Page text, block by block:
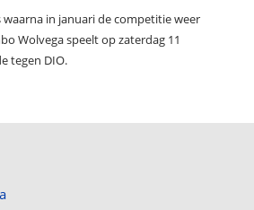
waarna in januari de competitie weer
Wolvega speelt op zaterdag 11
tegen DIO.